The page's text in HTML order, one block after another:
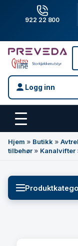
922 22 800
Logg inn
Hovedinnhold
Hjem » Butikk »
tilbehør» Kanalvifter